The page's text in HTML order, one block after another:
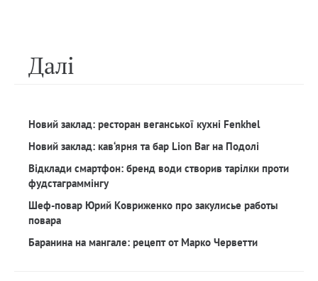
Далi
Новий заклад: ресторан веганської кухні Fenkhel
Новий заклад: кав‘ярня та бар Lion Bar на Подолі
Відклади смартфон: бренд води створив тарілки проти
фудстаграммінгу
Шеф-повар Юрий Ковриженко про закулисье работы
повара
Баранина на мангале: рецепт от Марко Черветти